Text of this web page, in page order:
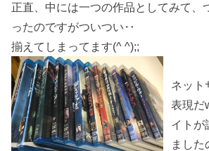
正直、中には一つの作品としてみて、
ったのですがついつい‥
揃えてしまってます(^ ^);;
ネット
表現だ
イトが
ました